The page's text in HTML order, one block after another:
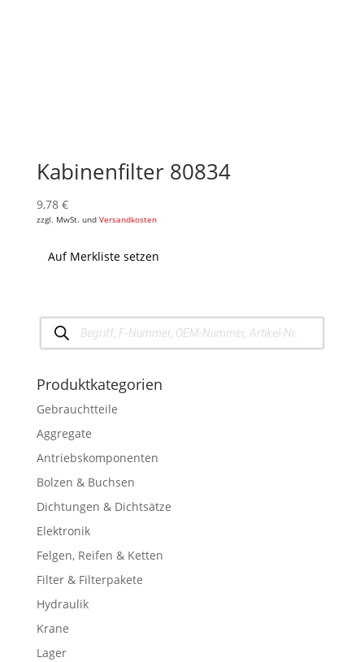
Kabinenfilter 80834
9,78 €
zzgl. MwSt. und Versandkosten
Auf Merkliste setzen
Products
search
Produktkategorien
Gebrauchtteile
Aggregate
Antriebskomponenten
Bolzen & Buchsen
Dichtungen & Dichtsätze
Elektronik
Felgen, Reifen & Ketten
Filter & Filterpakete
Hydraulik
Krane
Lager